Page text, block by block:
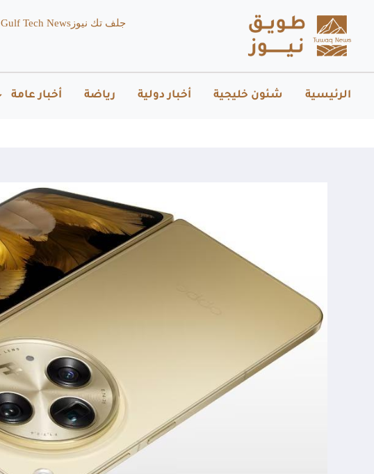
جلف تك نيوز Gulf Tech News
الرئيسية شئون خليجية أخبار دولية رياضة أخبار عامة